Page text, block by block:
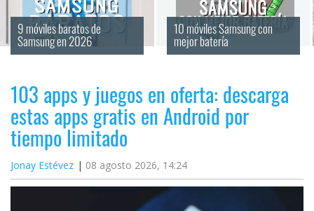
9 móviles baratos de
Samsung en 2026
10 móviles Samsung con
mejor batería
103 apps y juegos en oferta: descarga
estas apps gratis en Android por
tiempo limitado
Jonay Estévez 08 agosto 2026, 14:24